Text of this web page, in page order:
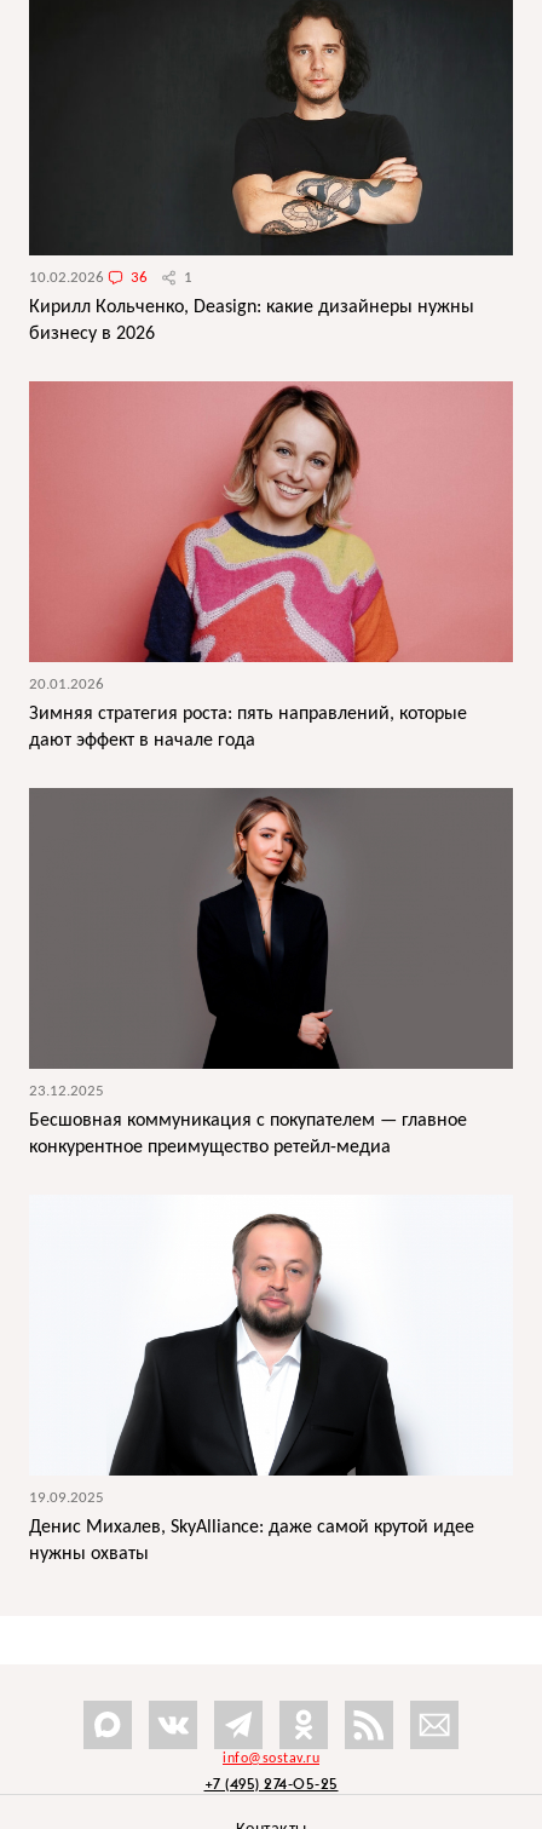
10.02.2026 36 1
Кирилл Кольченко, Deasign: какие дизайнеры нужны
бизнесу в 2026
20.01.2026
Зимняя стратегия роста: пять направлений, которые
дают эффект в начале года
23.12.2025
Бесшовная коммуникация с покупателем — главное
конкурентное преимущество ретейл-медиа
19.09.2025
Денис Михалев, SkyAlliance: даже самой крутой идее
нужны охваты
info@sostav.ru
+7 (495) 274-05-25